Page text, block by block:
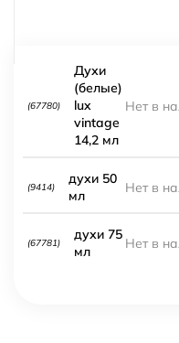
(67780)
Духи
(белые)
lux
vintage
14,2 мл
Нет в
(9414)
духи 50
мл
Нет в
(67781)
духи 75
мл
Нет в